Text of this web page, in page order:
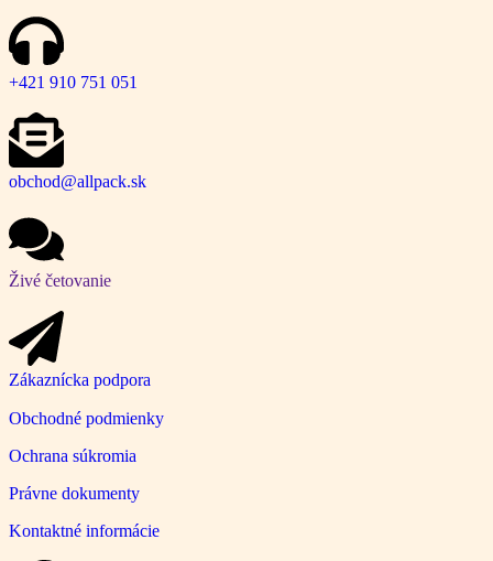
+421 910 751 051
obchod@allpack.sk
Živé četovanie
Zákaznícka podpora
Obchodné podmienky
Ochrana súkromia
Právne dokumenty
Kontaktné informácie